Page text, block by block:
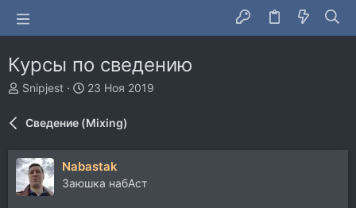
Курсы по сведению
А
т
р
т
е
м
Snipjest
Д
т
н
а
23 Ноя 2019
Сведение (Mixing)
Nabastak
Заюшка набАст